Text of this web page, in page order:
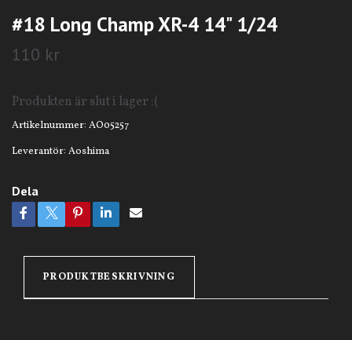
#18 Long Champ XR-4 14" 1/24
110 kr
Produkten är slut i lager :(
Artikelnummer: AO05257
Leverantör: Aoshima
Dela
PRODUKTBESKRIVNING